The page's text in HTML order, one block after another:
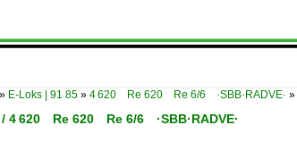
» E-Loks | 91 85 » 4 620 Re 620 Re 6/6 ·SBB·RADVE· »
4 620 Re 620 Re 6/6 ·SBB·RADVE·